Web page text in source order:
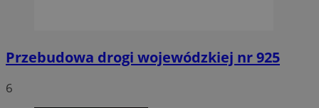
Przebudowa drogi wojewódzkiej nr 925
6